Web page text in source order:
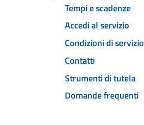
Tempi e scadenze
Accedi al servizio
Condizioni di servizio
Contatti
Strumenti di tutela
Domande frequenti